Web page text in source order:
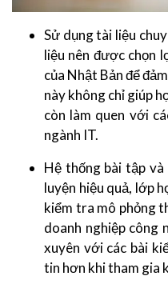
Sử dụng tài liệu
liệu nên được chọn
của Nhật Bản để
này không chỉ giúp
còn làm quen với
ngành IT.
Hệ thống bài tập
luyện hiệu quả, lớp
kiểm tra mô phỏng
doanh nghiệp công
xuyên với các bài
tin hơn khi tham gia